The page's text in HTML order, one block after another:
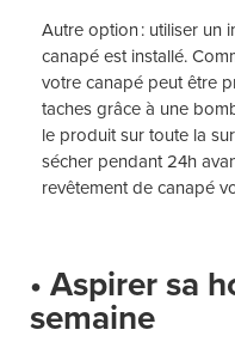
Autre option : utiliser un
canapé est installé.
votre canapé peut être
taches grâce à une
le produit sur toute la
sécher pendant 24h
revêtement de canapé
• Aspirer sa
semaine